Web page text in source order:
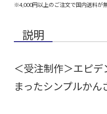
※4,000円以上のご注文で国内送料が
説明
＜受注制作＞エピ
まったシンプルか